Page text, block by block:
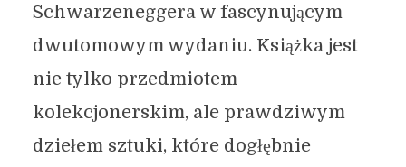
Schwarzeneggera w fascynującym
dwutomowym wydaniu. Książka jest
nie tylko przedmiotem
kolekcjonerskim, ale prawdziwym
dziełem sztuki, które dogłębnie